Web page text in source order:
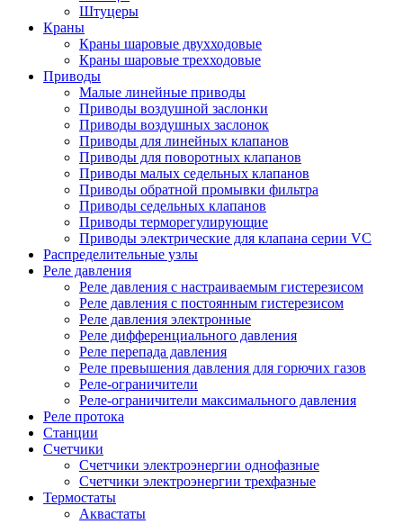
Штуцеры
Краны
Краны шаровые двухходовые
Краны шаровые трехходовые
Приводы
Малые линейные приводы
Приводы воздушной заслонки
Приводы воздушных заслонок
Приводы для линейных клапанов
Приводы для поворотных клапанов
Приводы малых седельных клапанов
Приводы обратной промывки фильтра
Приводы седельных клапанов
Приводы терморегулирующие
Приводы электрические для клапана серии VC
Распределительные узлы
Реле давления
Реле давления с настраиваемым гистерезисом
Реле давления с постоянным гистерезисом
Реле давления электронные
Реле дифференциального давления
Реле перепада давления
Реле превышения давления для горючих газов
Реле-ограничители
Реле-ограничители максимального давления
Реле протока
Станции
Счетчики
Счетчики электроэнергии однофазные
Счетчики электроэнергии трехфазные
Термостаты
Аквастаты